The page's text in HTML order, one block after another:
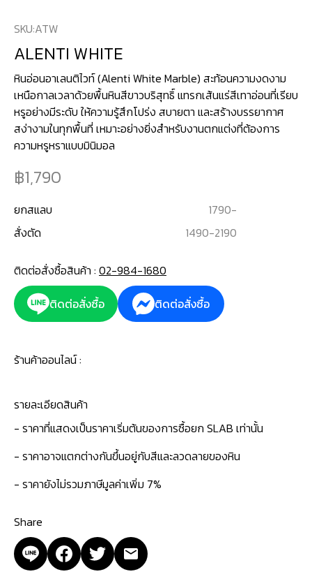
SKU:ATW
ALENTI WHITE
หินอ่อนอาเลนติไวท์ (Alenti White Marble) สะท้อนความงดงาม
เหนือกาลเวลาด้วยพื้นหินสีขาวบริสุทธิ์ แทรกเส้นแร่สีเทาอ่อนที่เรียบ
หรูอย่างมีระดับ ให้ความรู้สึกโปร่ง สบายตา และสร้างบรรยากาศ
สง่างามในทุกพื้นที่ เหมาะอย่างยิ่งสำหรับงานตกแต่งที่ต้องการ
1,790
ยกสแลบ 1790-
สั่งตัด
1490-2190
ติดต่อสั่งซื้อสินค้า : 02-984-1680
ติดต่อสั่งซื้อ
ติดต่อสั่งซื้อ
ร้านค้าออนไลน์ :
รายละเอียดสินค้า
- ราคาที่แสดงเป็นราคาเริ่มต้นของการซื้อยก SLAB เท่านั้น
- ราคาอาจแตกต่างกันขึ้นอยู่กับสีและลวดลายของหิน
- ราคายังไม่รวมภาษีมูลค่าเพิ่ม 7%
Share